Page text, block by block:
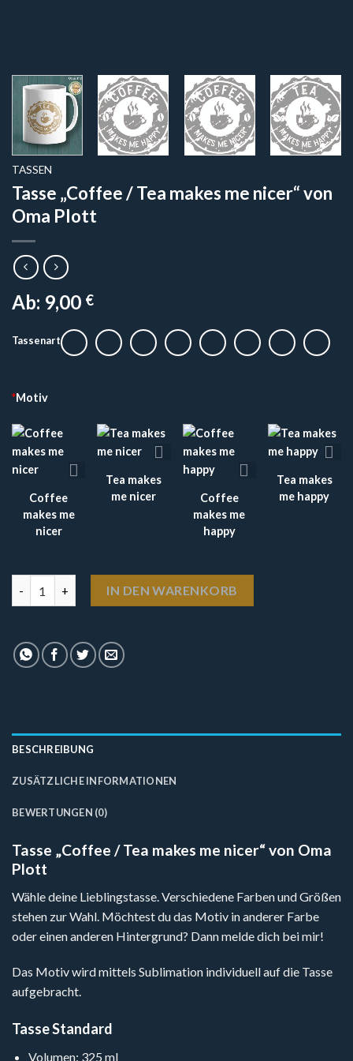
TASSEN
Tasse „Coffee / Tea makes me nicer“ von
Oma Plott
Ab: 9,00 €
Tassenart
*Motiv
Coffee
makes me
nicer
Tea makes
me nicer
Coffee
makes me
happy
Tea makes
me happy
IN DEN WARENKORB
BESCHREIBUNG
ZUSÄTZLICHE INFORMATIONEN
BEWERTUNGEN (0)
Tasse „Coffee / Tea makes me nicer“ von Oma
Plott
Wähle deine Lieblingstasse. Verschiedene Farben und Größen
stehen zur Wahl. Möchtest du das Motiv in anderer Farbe
oder einen anderen Hintergrund? Dann melde dich bei mir!
Das Motiv wird mittels Sublimation individuell auf die Tasse
aufgebracht.
Tasse Standard
Volumen: 325 ml